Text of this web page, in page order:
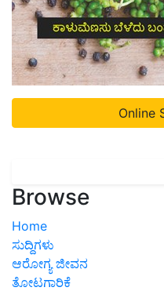
Online
Browse
Home
ಸುದ್ದಿಗಳು
ಆರೋಗ್ಯ ಜೀವನ
ತೋಟಗಾರಿಕೆ